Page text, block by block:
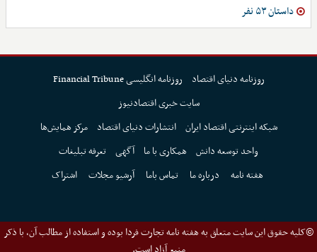
داستان ۵۳ نفر
روزنامه دنیای اقتصاد
روزنامه انگلیسی Financial Tribune
سایت خبری اقتصادنیوز
شبکه اینترنتی اقتصاد ایران انتشارات دنیای اقتصاد
مرکز همایش‌ها
واحد توسعه دانش همکاری با ما آگهی تعرفه تبلیغات
هفته نامه
درباره ما تماس باما آرشیو مجلات اشتراک
©کلیه حقوق این سایت متعلق به هفته نامه تجارت فردا بوده و استفاده از مطالب آن، با ذکر